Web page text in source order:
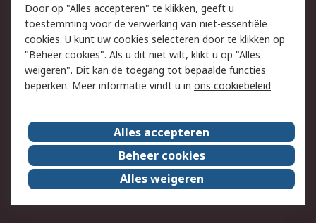
Cookiebeleid
Email veiligheid
Privacybeleid -
Bijgewerkt
Websitevoorwaarden
Algemene
verkoopvoorwaarden
Over RS
RS Group
Over ons
RS wereldwijd
Werken bij RS
ESG
Door op "Alles accepteren" te klikken, geeft u
toestemming voor de verwerking van niet-essentiële
cookies. U kunt uw cookies selecteren door te klikken op
"Beheer cookies". Als u dit niet wilt, klikt u op "Alles
weigeren". Dit kan de toegang tot bepaalde functies
beperken. Meer informatie vindt u in ons cookiebeleid
Alles accepteren
Beheer cookies
Alles weigeren